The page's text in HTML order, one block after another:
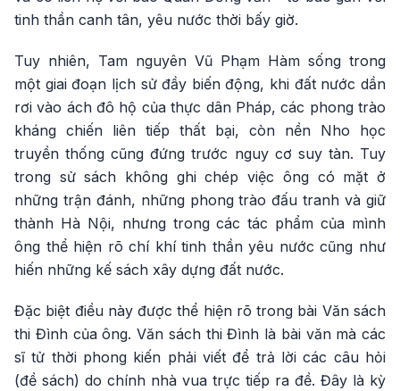
tinh thần canh tân, yêu nước thời bấy giờ.
Tuy nhiên, Tam nguyên Vũ Phạm Hàm sống trong
một giai đoạn lịch sử đầy biến động, khi đất nước dần
rơi vào ách đô hộ của thực dân Pháp, các phong trào
kháng chiến liên tiếp thất bại, còn nền Nho học
truyền thống cũng đứng trước nguy cơ suy tàn. Tuy
trong sử sách không ghi chép việc ông có mặt ở
những trận đánh, những phong trào đấu tranh và giữ
thành Hà Nội, nhưng trong các tác phẩm của mình
ông thể hiện rõ chí khí tinh thần yêu nước cũng như
hiến những kế sách xây dựng đất nước.
Đặc biệt điều này được thể hiện rõ trong bài Văn sách
thi Đình của ông. Văn sách thi Đình là bài văn mà các
sĩ tử thời phong kiến phải viết để trả lời các câu hỏi
(đề sách) do chính nhà vua trực tiếp ra đề. Đây là kỳ